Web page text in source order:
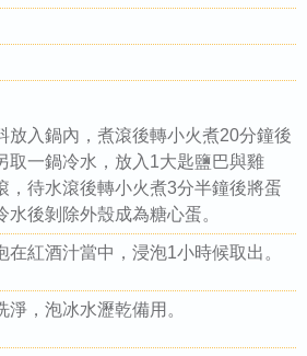
放入鍋內，煮滾後轉小火煮20分鐘後
取一鍋冷水，放入1大匙鹽巴與雞
，待水滾後轉小火煮3分半鐘後將蛋
水後剝除外殼成為糖心蛋。
在紅酒汁當中，浸泡1小時候取出。
淨，泡冰水瀝乾備用。